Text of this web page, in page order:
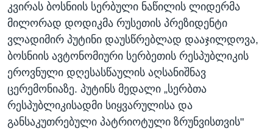
ᲙᲣᲚᲢᲣᲠᲐ
ᲒᲐᲚᲘᲚᲔᲝ
ᲓᲔᲖᲘᲜᲤᲝᲠᲛᲐᲪᲘᲐ
ენები
კვირას ბოსნიის სერბული ნაწილის ლიდერმა
მილორად დოდიკმა რუსეთის პრეზიდენტი
ვლადიმირ პუტინი დაუსწრებლად დააჯილდოვა,
ბოსნიის ავტონომიური სერბეთის რესპუბლიკის
ეროვნული დღესასწაულის აღსანიშნავ
ცერემონიაზე. პუტინს მედალი „სერბთა
რესპუბლიკისადმი სიყვარულისა და
განსაკუთრებული პატრიოტული ზრუნვისთვის"